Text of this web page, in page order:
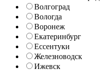
Волгоград
Вологда
Воронеж
Екатеринбург
Ессентуки
Железноводск
Ижевск